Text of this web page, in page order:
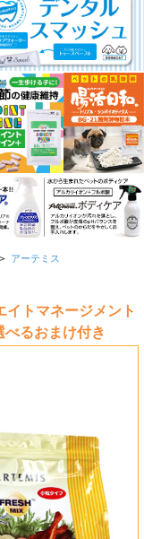
> アーテミス
トマネージメント
るおまけ付き